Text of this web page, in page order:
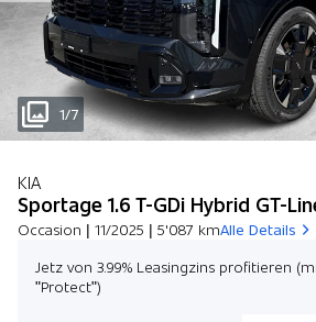
1/7
KIA
Sportage 1.6 T-GDi Hybrid GT-
Occasion | 11/2025 | 5'087 kmAlle Details
Jetz von 3.99% Leasingzins profitieren
"Protect")